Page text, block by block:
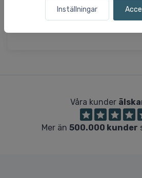
Inställningar
Ärmslut med tumhål
4-vägs stretchmaterial
Våra kunder
Mer än 500.000 kunder